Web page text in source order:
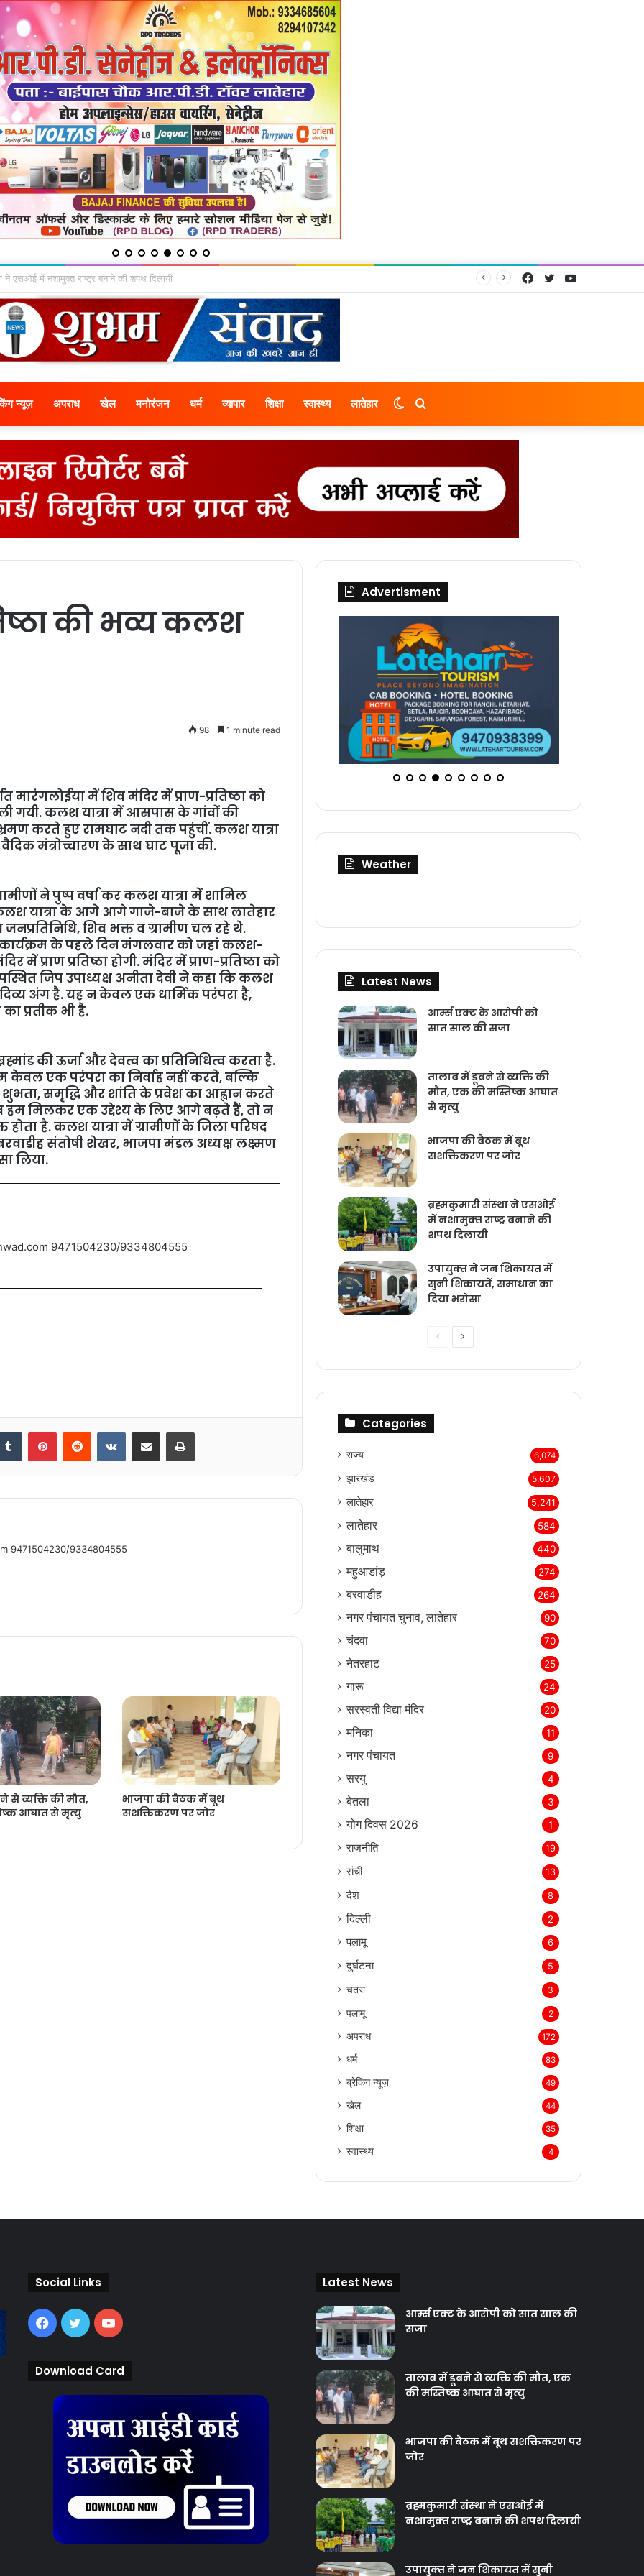
में सुनी शिकायतें, समाधान का दिया भरोसा YouTube
Twitter
Facebook
न्यूज़ अपराध खेल मनोरंजन धर्म व्यापार शिक्षा स्वास्थ्य लातेहार Search
Switch
की भव्‍य कलश
98 1 minute read
मारंगलोईया में शिव मंदिर में प्राण-प्रतिष्ठा को
गयी. कलश यात्रा में आसपास के गांवों की
करते हुए रामघाट नदी तक पहुंचीं. कलश यात्रा
मंत्रोच्चारण के साथ घाट पूजा की.
ने पुष्प वर्षा कर कलश यात्रा में शामिल
यात्रा के आगे आगे गाजे-बाजे के साथ लातेहार
शिव भक्त व ग्रामीण चल रहे थे.
कार्यक्रम के पहले दिन मंगलवार को जहां कलश-
में प्राण प्रतिष्ठा होगी. मंदिर में प्राण-प्रतिष्ठा को
जिप उपाध्यक्ष अनीता देवी ने कहा कि कलश
अंग है. यह न केवल एक धार्मिक परंपरा है,
प्रतीक भी है.
की ऊर्जा और देवत्व का प्रतिनिधित्व करता है.
एक परंपरा का निर्वाह नहीं करते, बल्कि
समृद्धि और शांति के प्रवेश का आह्वान करते
हम मिलकर एक उद्देश्य के लिए आगे बढ़ते हैं, तो न
है. कलश यात्रा में ग्रामीणों के जिला परिषद
संतोषी शेखर, भाजपा मंडल अध्यक्ष लक्ष्मण
लिया.
9471504230/9334804555
Tumblr PinterestReddit VKontakteShare via Email Print
9471504230/9334804555
से व्यक्ति की मौत,
आघात से मृत्यु
भाजपा की बैठक में बूथ
सशक्तिकरण पर जोर
Advertisment
Weather
Latest News
आर्म्स एक्ट के आरोपी को
सात साल की सजा
तालाब में डूबने से व्यक्ति की
मौत, एक की मस्तिष्क आघात
से मृत्यु
भाजपा की बैठक में बूथ
सशक्तिकरण पर जोर
ब्रह्मकुमारी संस्‍था ने एसओई
में नशामुक्‍त राष्‍ट्र बनाने की
शपथ दिलायी
उपायुक्‍त ने जन शिकायत में
सुनी शिकायतें, समाधान का
दिया भरोसा
PreviousNext
Categories
राज्‍य 6,074
झारखंड 5,607
लातेहार 5,241
लातेहार 584
बालुमाथ 440
महुआडांड़ 274
बरवाडीह 264
नगर पंचायत चुनाव, लातेहार 90
चंदवा 70
नेतरहाट 25
गारू 24
सरस्‍वती विद्या मंदिर 20
मनिका 11
नगर पंचायत 9
सरयु 4
बेतला 3
योग दिवस 2026 1
राजनीति 19
रांची 13
देश 8
दिल्‍ली 2
पलामू 6
दुर्घटना 5
चतरा 3
पलामू 2
अपराध 172
धर्म 83
ब्रेकिंग न्यूज़ 49
खेल 44
शिक्षा 35
स्वास्थ्य 4
Social Links
Facebook
TwitterYouTube
Download Card
Latest News
आर्म्स एक्ट के आरोपी को सात साल की
सजा
तालाब में डूबने से व्यक्ति की मौत, एक
की मस्तिष्क आघात से मृत्यु
भाजपा की बैठक में बूथ सशक्तिकरण पर
जोर
ब्रह्मकुमारी संस्‍था ने एसओई में
नशामुक्‍त राष्‍ट्र बनाने की शपथ दिलायी
उपायुक्‍त ने जन शिकायत में सुनी